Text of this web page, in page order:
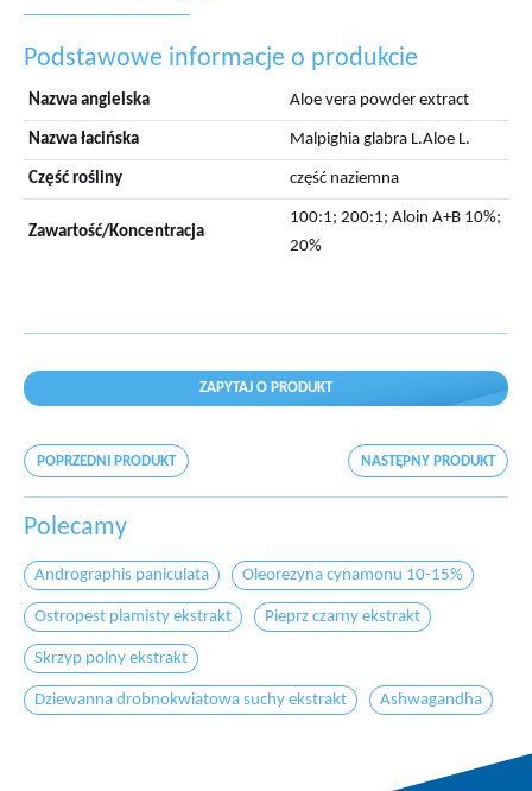
Podstawowe informacje o produkcie
Nazwa angielska Aloe vera powder extract
Nazwa łacińska Malpighia glabra L.Aloe L.
Część rośliny część naziemna
Zawartość/Koncentracja
100:1; 200:1; Aloin A+B 10%;
20%
ZAPYTAJ O PRODUKT
POPRZEDNI PRODUKT NASTĘPNY PRODUKT
Polecamy
Andrographis paniculata Oleorezyna cynamonu 10-15%
Ostropest plamisty ekstrakt Pieprz czarny ekstrakt
Skrzyp polny ekstrakt
Dziewanna drobnokwiatowa suchy ekstrakt Ashwagandha